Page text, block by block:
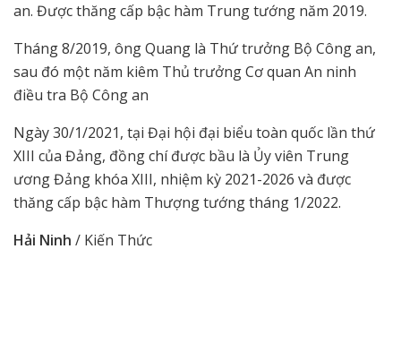
an. Được thăng cấp bậc hàm Trung tướng năm 2019.
Tháng 8/2019, ông Quang là Thứ trưởng Bộ Công an,
sau đó một năm kiêm Thủ trưởng Cơ quan An ninh
điều tra Bộ Công an
Ngày 30/1/2021, tại Đại hội đại biểu toàn quốc lần thứ
XIII của Đảng, đồng chí được bầu là Ủy viên Trung
ương Đảng khóa XIII, nhiệm kỳ 2021-2026 và được
thăng cấp bậc hàm Thượng tướng tháng 1/2022.
Hải Ninh / Kiến Thức